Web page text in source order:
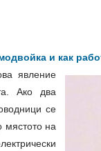
и как
явление
Ако два
се
мястото на